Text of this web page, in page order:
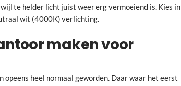
te helder licht juist weer erg vermoeiend is. Kies in
wit (4000K) verlichting.
maken voor
opeens heel normaal geworden. Daar waar het eerst